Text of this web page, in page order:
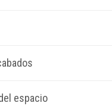
espacio